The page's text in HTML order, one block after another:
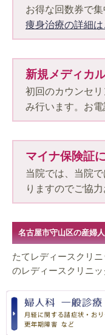
お得な回数券で集
痩身治療の詳細は
新規メディカ
初回のカウンセ
み行います。お電
マイナ保険証
当院では、当院
りますのでご協力
名古屋市守山区の産婦
たてレディースクリ
のレディースクリニッ